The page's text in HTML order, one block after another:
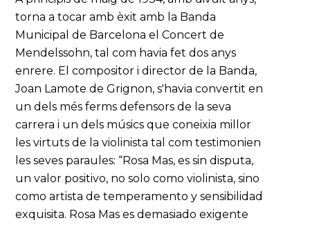
torna a tocar amb èxit amb la Banda
Municipal de Barcelona el Concert de
Mendelssohn, tal com havia fet dos anys
enrere. El compositor i director de la Banda,
Joan Lamote de Grignon, s'havia convertit en
un dels més ferms defensors de la seva
carrera i un dels músics que coneixia millor
les virtuts de la violinista tal com testimonien
les seves paraules: “Rosa Mas, es sin disputa,
un valor positivo, no solo como violinista, sino
como artista de temperamento y sensibilidad
exquisita. Rosa Mas es demasiado exigente